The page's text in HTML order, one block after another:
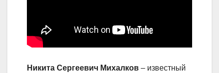
Никита Сергеевич Михалков – известный